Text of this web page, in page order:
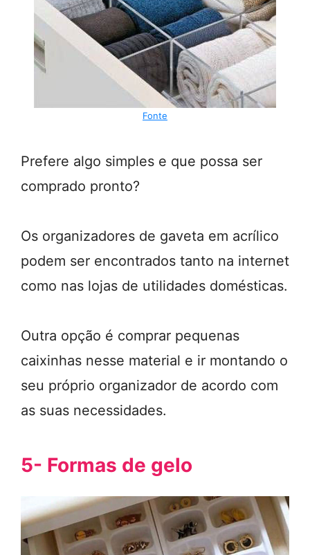
Fonte
Prefere algo simples e que possa ser
comprado pronto?
Os organizadores de gaveta em acrílico
podem ser encontrados tanto na internet
como nas lojas de utilidades domésticas.
Outra opção é comprar pequenas
caixinhas nesse material e ir montando o
seu próprio organizador de acordo com
as suas necessidades.
5- Formas de gelo